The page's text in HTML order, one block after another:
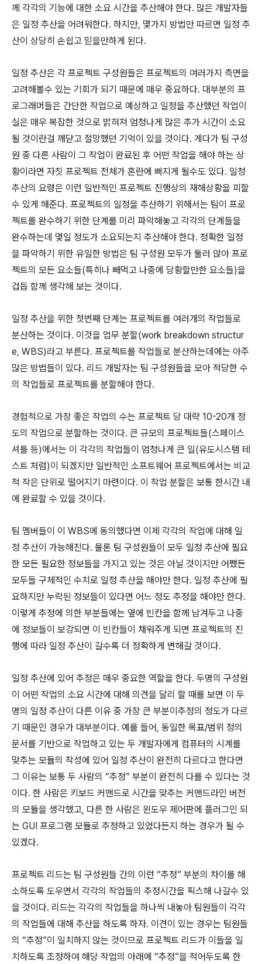
께 각각의 기능에 대한 소요 시간을 추산해야 한다. 많은 개발자들
은 일정 추산을 어려워한다. 하지만, 몇가지 방법만 따르면 일정 추
산이 상당히 손쉽고 믿을만하게 된다.
일정 추산은 각 프로젝트 구성원들은 프로젝트의 여러가지 측면을
고려해볼수 있는 기회가 되기 때문에 매우 중요하다. 대부분의 프
로그래머들은 간단한 작업으로 예상하고 일정을 추산했던 작업이
실은 매우 복잡한 것으로 밝혀져 엄청나게 많은 추가 시간이 소요
될 것이란걸 깨닫고 절망했던 기억이 있을 것이다. 게다가 팀 구성
원 중 다른 사람이 그 작업이 완료된 후 어떤 작업을 해야 하는 상
황이라면 자칫 프로젝트 전체가 혼란에 빠지게 될수도 있다. 일정
추산의 요령은 이런 일반적인 프로젝트 진행상의 재해상황을 피할
수 있게 해준다. 프로젝트의 일정을 추산하기 위해서는 팀이 프로
젝트를 완수하기 위한 단계를 미리 파악해놓고 각각의 단계들을
완수하는데 몇일 정도가 소요되는지 추산해야 한다. 정확한 일정
을 파악하기 위한 유일한 방법은 팀 구성원 모두가 둘러 앉아 프로
젝트의 모든 요소들(특히나 빼먹고 나중에 당황할만한 요소들)을
겁듭 함께 생각해 보는 것이다.
일정 추산을 위한 첫번째 단계는 프로젝트를 여러개의 작업들로
분산하는 것이다. 이것을 업무 분할(work breakdown structur
e, WBS)라고 부른다. 프로젝트를 작업들로 분산하는데에는 아주
많은 방법들이 있다. 리드 개발자는 팀 구성원들을 모아 적당한 수
의 작업들로 프로젝트를 분할해야 한다.
경험적으로 가장 좋은 작업의 수는 프로젝트 당 대략 10-20개 정
도의 작업으로 분할하는 것이다. 큰 규모의 프로젝트들(스페이스
셔틀 등)에서는 이 각각의 작업들이 엄청나게 큰 일(유도시스템 테
스트 처럼)이 되겠지만 일반적인 소프트웨어 프로젝트에서는 비교
적 작은 단위로 떨어지기 마련이다. 이 작업 분할은 보통 한시간 내
에 완료할 수 있을 것이다.
팀 멤버들이 이 WBS에 동의했다면 이제 각각의 작업에 대해 일
정 추산이 가능해진다. 물론 팀 구성원들이 모두 일정 추산에 필요
한 모든 필요한 정보들을 가지고 있는 것은 아닐 것이지만 어쨌든
모두들 구체적인 수치로 일정 추산을 해야만 한다. 일정 추산에 필
요하지만 누락된 정보들이 있다면 어느 정도 추정을 해야만 한다.
이렇게 추정에 의한 부분들에는 옆에 빈칸을 함께 남겨두고 나중
에 정보들이 보강되면 이 빈칸들이 채워주게 되면 프로젝트의 진
행에 따라 일정 추산이 갈수록 더 정확하게 변해갈 것이다.
일정 추산에 있어 추정은 매우 중요한 역할을 한다. 두명의 구성원
이 어떤 작업의 소요 시간에 대해 의견을 달리 할 때를 보면 이 두
명의 일정 추산이 다른 이유 중 가장 큰 부분이추정의 정도가 다르
기 때문인 경우가 대부분이다. 예를 들어, 동일한 목표/범위 정의
문서를 기반으로 작업하고 있는 두 개발자에게 컴퓨터의 시계를
맞추는 모듈의 작성에 있어 일정 추산이 완전히 다르다고 한다면
그 이유는 보통 두 사람의 “추정” 부분이 완전히 다를 수 있다는 것
이다. 한 사람은 키보드 커맨드로 시간을 맞추는 커맨드라인 버전
의 모듈을 생각했고, 다른 한 사람은 윈도우 제어판에 플러그인 되
는 GUI 프로그램 모듈로 추정하고 있었다든지 하는 경우가 될 수
있겠다.
프로젝트 리드는 팀 구성원들 간의 이런 “추정” 부분의 차이를 해
소하도록 도우면서 각각의 작업들의 추정시간을 픽스해 나갈수 있
을 것이다. 리드는 각각의 작업들을 하나씩 내놓아 팀원들이 각각
의 작업들에 대해 추산을 하도록 하자. 이견이 있는 경우는 팀원들
의 “추정”이 일치하지 않는 것이므로 프로젝트 리드가 이들을 일
치하도록 조정하여 해당 작업의 아래에 “추정”을 적어두도록 한